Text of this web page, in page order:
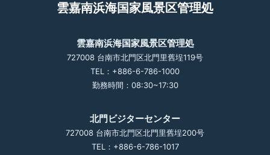
雲嘉南浜海国家風景区管理処
雲嘉南浜海国家風景区管理処
727008 台南市北門区北門里舊埕119号
TEL：+886-6-786-1000
勤務時間：08:30~17:30
北門ビジターセンター
727008 台南市北門区北門里舊埕200号
TEL：+886-6-786-1017